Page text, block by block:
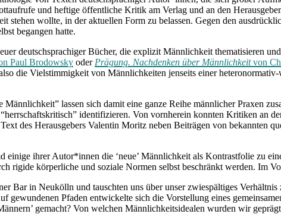
und heftige öffentliche Kritik am Verlag und an den
stehen wollte, in der aktuellen Form zu belassen. Gegen den
begangen hatte.
deutschsprachiger Bücher, die explizit Männlichkeit thematisieren
Paul Brodowsky oder Prägung. Nachdenken über Männlichkeitvon
die Vielstimmigkeit von Männlichkeiten jenseits einer
lassen sich damit eine ganze Reihe männlicher Praxen
identifizieren. Von vornherein konnten Kritiken an
des Herausgebers Valentin Moritz neben Beiträgen von bekannten
einige ihrer Autor*innen die ‘neue’ Männlichkeit als Kontrastfolie zu
rigide körperliche und soziale Normen selbst beschränkt werden. Im
Bar in Neukölln und tauschten uns über unser zwiespältiges
gewundenen Pfaden entwickelte sich die Vorstellung eines
gemacht? Von welchen Männlichkeitsidealen wurden wir